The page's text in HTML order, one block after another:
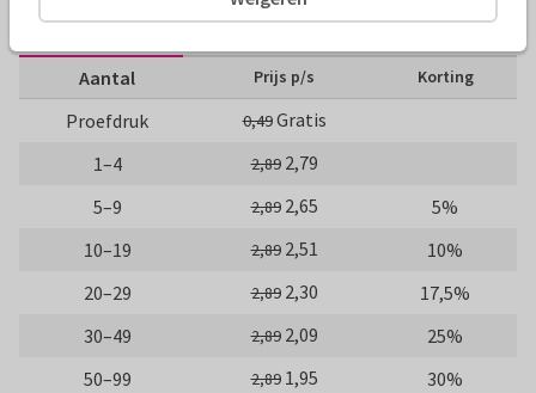
10 x 10 cm 14 x 14 cm 21 x 21 cm
Aantal Prijs p/s Korting
Proefdruk 0,49Gratis
1–4
2,89 2,79
5–9
2,89 2,65
5%
10–19
2,89 2,51
10%
20–29
2,89 2,30
17,5%
30–49
2,89 2,09
25%
50–99
2,89 1,95
30%